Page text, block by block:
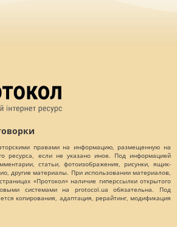
правами на информацию, размещенную на
ресурса, если не указано иное. Под информацией
статьи, фотоизображения, рисунки, ящик-
другие материалы. При использовании материалов,
«Протокол» наличие гиперссылки открытого
системами на protocol.ua обязательна. Под
копирования, адаптация, рерайтинг, модификация